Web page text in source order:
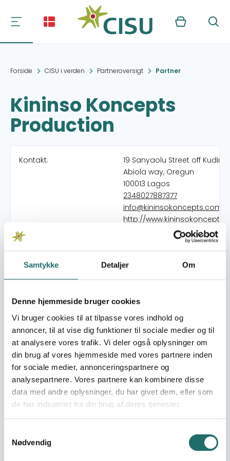
Samtykke Detaljer Om
Denne hjemmeside bruger cookies
Vi bruger cookies til at tilpasse vores indhold og
annoncer, til at vise dig funktioner til sociale medier og til
at analysere vores trafik. Vi deler også oplysninger om
din brug af vores hjemmeside med vores partnere inden
for sociale medier, annonceringspartnere og
analysepartnere. Vores partnere kan kombinere disse
data med andre oplysninger, du har givet dem, eller som
de har indsamlet fra din brug af deres tjenester.
Nødvendig
Kurv Søg
Forside CISU i verden Partneroversigt Partner
Kininso Koncepts
Production
Kontakt:
19 Sanyaolu Street off Kudirat
Abiola way, Oregun
100013 Lagos
2348027887377
info@kininsokoncepts.com
http://
Organisation:
Den selvejende
institution fix+foxy
to inspire greatness and make relevant statements
through storytelling and deep-rooted research into
African culture and tradition. We aim to create a unique
storytelling technique and innovate new performance
styles. As storytellers, we entertain, inform, educate,
challenge, and transform our communities' intellectual,
social, and cultural perspectives. We are an inclusive
hub that utilizes creativity, technology, stories, and
design innovation to tell authentic African and
contemporary stories, challenge the status quo, and
shift perception. We have trained and supported young
people locally and internationally in diverse creative
endeavors, expanding their knowledge of the business of